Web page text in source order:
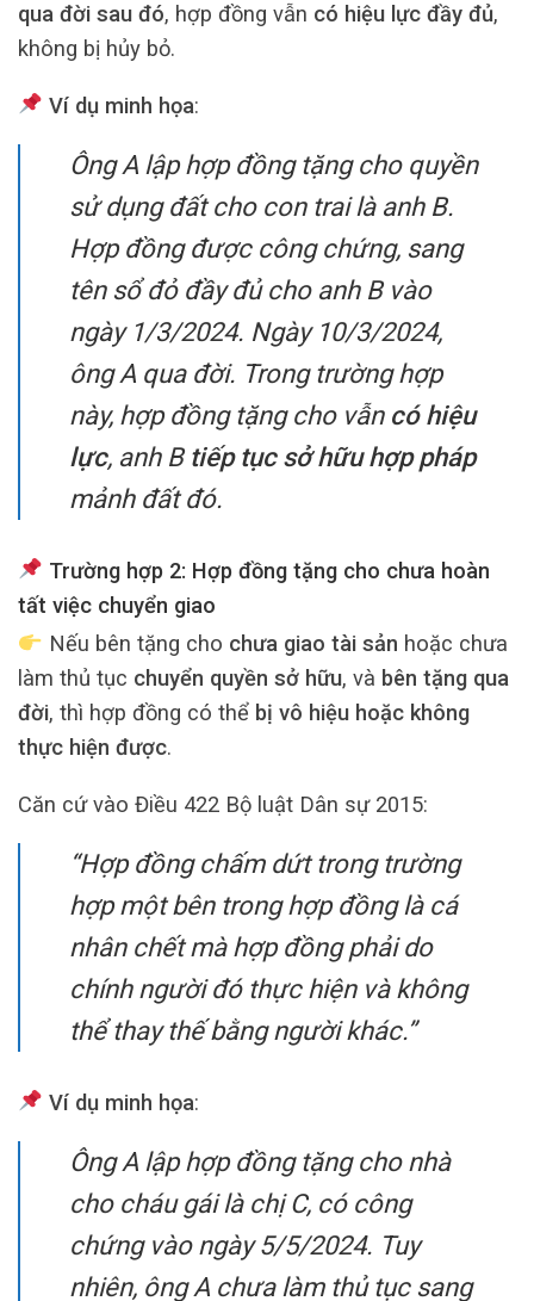
qua đời sau đó, hợp đồng vẫn có hiệu lực đầy đủ,
không bị hủy bỏ.
Ví dụ minh họa:
Ông A lập hợp đồng tặng cho quyền
sử dụng đất cho con trai là anh B.
Hợp đồng được công chứng, sang
tên sổ đỏ đầy đủ cho anh B vào
ngày 1/3/2024. Ngày 10/3/2024,
ông A qua đời. Trong trường hợp
này, hợp đồng tặng cho vẫn có hiệu
lực, anh B tiếp tục sở hữu hợp pháp
mảnh đất đó.
Trường hợp 2: Hợp đồng tặng cho chưa hoàn
tất việc chuyển giao
Nếu bên tặng cho chưa giao tài sản hoặc chưa
làm thủ tục chuyển quyền sở hữu, và bên tặng qua
đời, thì hợp đồng có thể bị vô hiệu hoặc không
thực hiện được.
Căn cứ vào Điều 422 Bộ luật Dân sự 2015:
“Hợp đồng chấm dứt trong trường
hợp một bên trong hợp đồng là cá
nhân chết mà hợp đồng phải do
chính người đó thực hiện và không
thể thay thế bằng người khác.”
Ví dụ minh họa:
Ông A lập hợp đồng tặng cho nhà
cho cháu gái là chị C, có công
chứng vào ngày 5/5/2024. Tuy
nhiên, ông A chưa làm thủ tục sang